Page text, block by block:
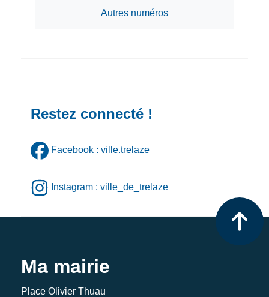
Autres numéros
Restez connecté !
Facebook : ville.trelaze
Instagram : ville_de_trelaze
Ma mairie
Place Olivier Thuau